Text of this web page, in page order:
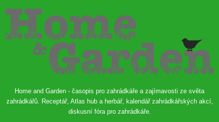
Home and Garden - časopis pro zahrádkáře a zajímavosti ze světa
zahrádkářů. Receptář, Atlas hub a herbář, kalendář zahrádkářských akcí,
diskusní fóra pro zahrádkáře.